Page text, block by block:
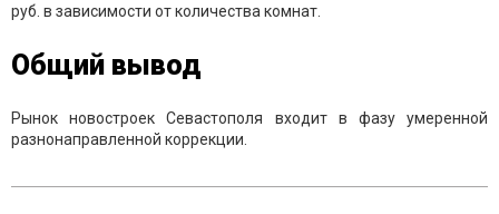
руб. в зависимости от количества комнат.
Общий вывод
Рынок новостроек Севастополя входит в фазу умеренной
разнонаправленной коррекции.